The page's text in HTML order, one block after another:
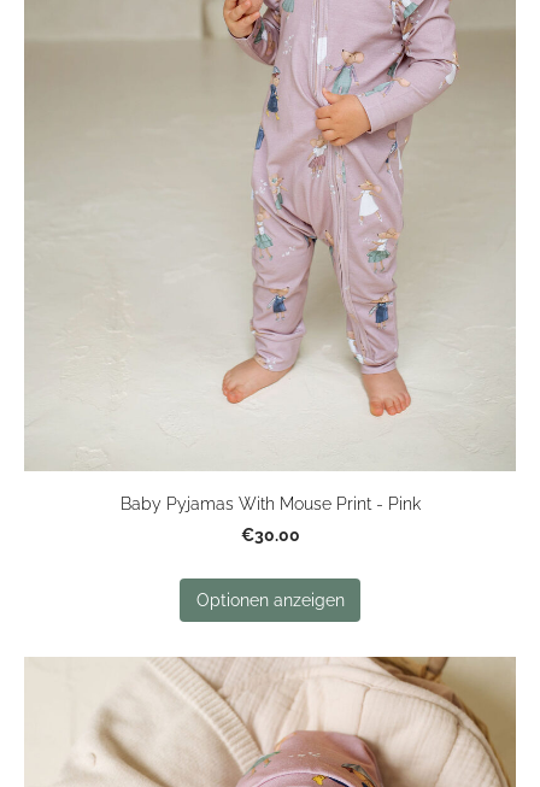
Baby Pyjamas With Mouse Print - Pink
€30.00
Optionen anzeigen